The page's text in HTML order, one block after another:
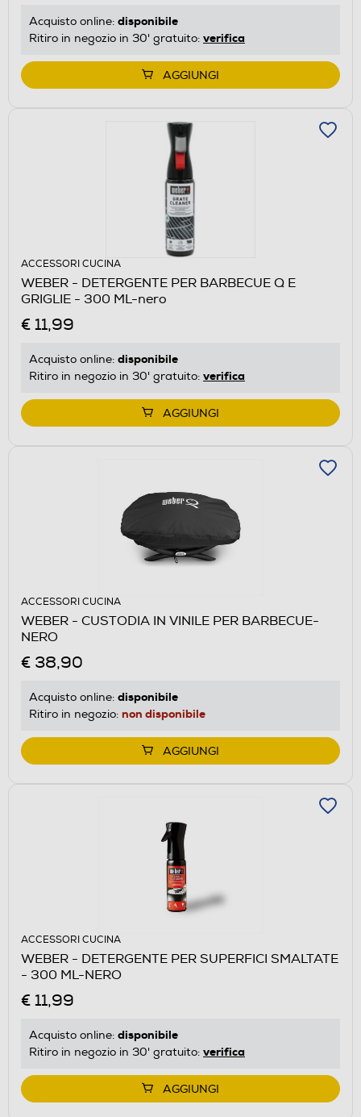
Acquisto online: disponibile
Ritiro in negozio in 30' gratuito: verifica
AGGIUNGI
ACCESSORI CUCINA
WEBER - DETERGENTE PER BARBECUE Q E
GRIGLIE - 300 ML-nero
€ 11,99
Acquisto online: disponibile
Ritiro in negozio in 30' gratuito: verifica
AGGIUNGI
ACCESSORI CUCINA
WEBER - CUSTODIA IN VINILE PER BARBECUE-
NERO
€ 38,90
Acquisto online: disponibile
Ritiro in negozio: non disponibile
AGGIUNGI
ACCESSORI CUCINA
WEBER - DETERGENTE PER SUPERFICI SMALTATE
- 300 ML-NERO
€ 11,99
Acquisto online: disponibile
Ritiro in negozio in 30' gratuito: verifica
AGGIUNGI